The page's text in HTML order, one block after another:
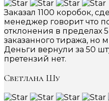
Заказал 1100 коробок,
менеджер говорит что
отклонения в пределах
заказанного тиража, но
Деньги вернули за 50
претензий нет.
Светлана Шу